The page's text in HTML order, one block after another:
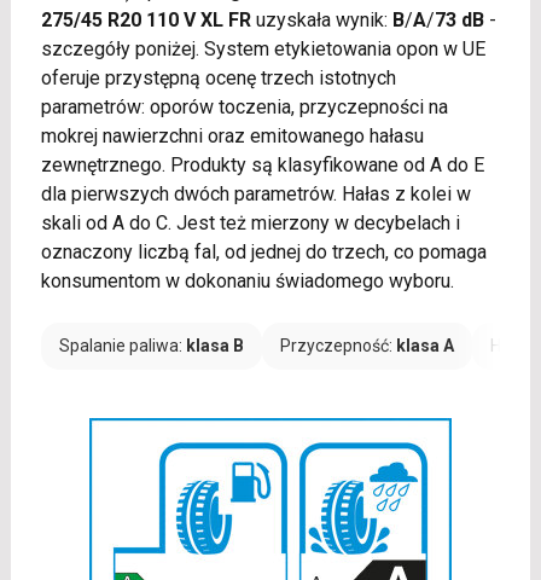
275/45 R20 110 V XL FRuzyskała wynik: B/A/73 dB-
szczegóły poniżej. System etykietowania opon w UE
oferuje przystępną ocenę trzech istotnych
parametrów: oporów toczenia, przyczepności na
mokrej nawierzchni oraz emitowanego hałasu
zewnętrznego. Produkty są klasyfikowane od A do E
dla pierwszych dwóch parametrów. Hałas z kolei w
skali od A do C. Jest też mierzony w decybelach i
oznaczony liczbą fal, od jednej do trzech, co pomaga
konsumentom w dokonaniu świadomego wyboru.
Spalanie paliwa: klasa B Przyczepność: klasa A Hałas: